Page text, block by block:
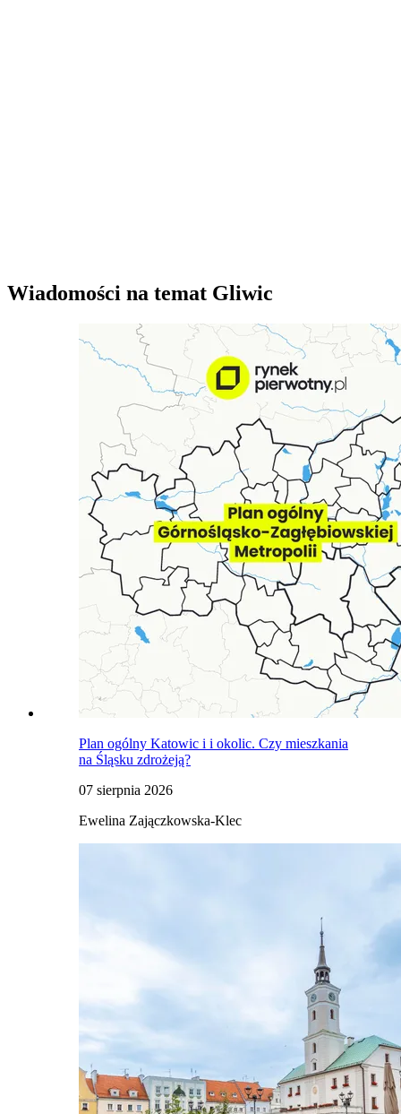
Wiadomości na temat Gliwic
Plan ogólny Katowic i i okolic. Czy mieszkania
na Śląsku zdrożeją?
07 sierpnia 2026
Ewelina Zajączkowska-Klec